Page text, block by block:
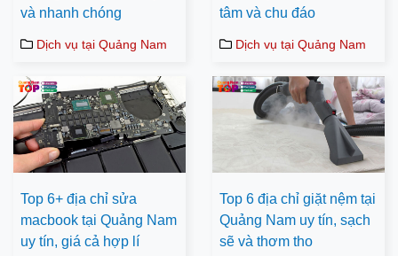
và nhanh chóng
Dịch vụ tại Quảng Nam
tâm và chu đáo
Dịch vụ tại Quảng Nam
Top 6+ địa chỉ sửa
macbook tại Quảng Nam
uy tín, giá cả hợp lí
Top 6 địa chỉ giặt nệm tại
Quảng Nam uy tín, sạch
sẽ và thơm tho